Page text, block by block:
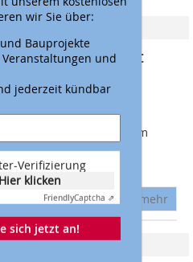
wir Sie über:
Bauprojekte
Veranstaltungen und
jederzeit kündbar
Verifizierung
Hier klicken
FriendlyCaptcha ⇗
sich jetzt an!
gewinnt
Velux-Architekten-
wurde das Projekt
in Platendorf. Der
wurde von Velux und dem
and more initiert. Der
in...
mehr